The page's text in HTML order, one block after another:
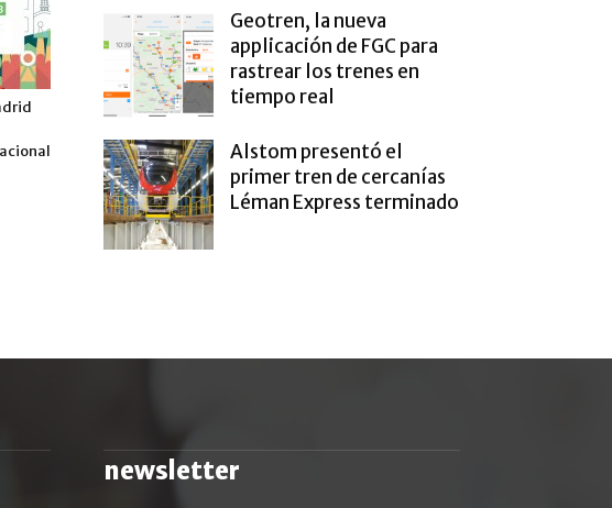
Geotren, la nueva
applicación de FGC para
rastrear los trenes en
tiempo real
Alstom presentó el
primer tren de cercanías
Léman Express terminado
newsletter